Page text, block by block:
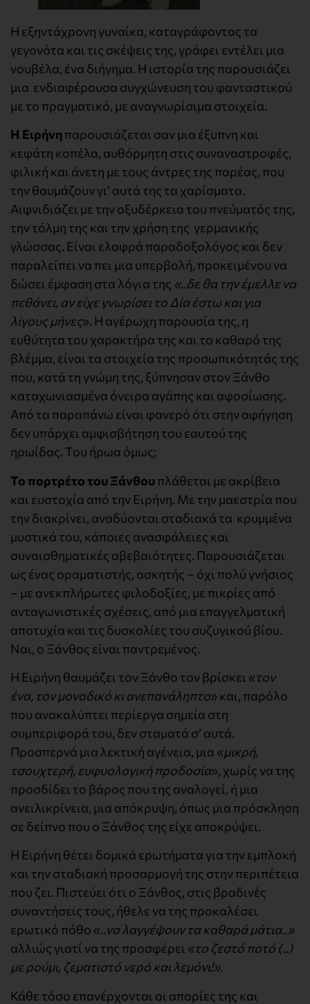
Η εξηντάχρονη γυναίκα, καταγράφοντας τα
γεγονότα και τις σκέψεις της, γράφει εντέλει μια
νουβέλα, ένα διήγημα. Η ιστορία της παρουσιάζει
μια ενδιαφέρουσα συγχώνευση του φανταστικού
με το πραγματικό, με αναγνωρίσιμα στοιχεία.
Η Ειρήνη παρουσιάζεται σαν μια έξυπνη και
κεφάτη κοπέλα, αυθόρμητη στις συναναστροφές,
φιλική και άνετη με τους άντρες της παρέας, που
την θαυμάζουν γι’ αυτά της τα χαρίσματα.
Αιφνιδιάζει με την οξυδέρκεια του πνεύματός της,
την τόλμη της και την χρήση της γερμανικής
γλώσσας. Είναι ελαφρά παραδοξολόγος και δεν
παραλείπει να πει μια υπερβολή, προκειμένου να
δώσει έμφαση στα λόγια της «..δε θα την έμελλε να
πεθάνει, αν είχε γνωρίσει το Δία έστω και για
λίγους μήνες». Η αγέρωχη παρουσία της, η
ευθύτητα του χαρακτήρα της και το καθαρό της
βλέμμα, είναι τα στοιχεία της προσωπικότητάς της
που, κατά τη γνώμη της, ξύπνησαν στον Ξάνθο
καταχωνιασμένα όνειρα αγάπης και αφοσίωσης.
Από τα παραπάνω είναι φανερό ότι στην αφήγηση
δεν υπάρχει αμφισβήτηση του εαυτού της
ηρωίδας. Του ήρωα όμως;
Το πορτρέτο του Ξάνθουπλάθεται με ακρίβεια
και ευστοχία από την Ειρήνη. Με την μαεστρία που
την διακρίνει, αναδύονται σταδιακά τα κρυμμένα
μυστικά του, κάποιες ανασφάλειες και
συναισθηματικές αβεβαιότητες. Παρουσιάζεται
ως ένας οραματιστής, ασκητής – όχι πολύ γνήσιος
– με ανεκπλήρωτες φιλοδοξίες, με πικρίες από
ανταγωνιστικές σχέσεις, από μια επαγγελματική
αποτυχία και τις δυσκολίες του συζυγικού βίου.
Ναι, ο Ξάνθος είναι παντρεμένος.
Η Ειρήνη θαυμάζει τον Ξάνθο τον βρίσκει «τον
ένα, τον μοναδικό κι ανεπανάληπτο» και, παρόλο
που ανακαλύπτει περίεργα σημεία στη
συμπεριφορά του, δεν σταματά σ’ αυτά.
Προσπερνά μια λεκτική αγένεια, μια «μικρή,
τσουχτερή, ευφυολογική προδοσία», χωρίς να της
προσδίδει το βάρος που της αναλογεί, ή μια
ανειλικρίνεια, μια απόκρυψη, όπως μια πρόσκληση
σε δείπνο που ο Ξάνθος της είχε αποκρύψει.
Η Ειρήνη θέτει δομικά ερωτήματα για την εμπλοκή
και την σταδιακή προσαρμογή της στην περιπέτεια
που ζει. Πιστεύει ότι ο Ξάνθος, στις βραδινές
συναντήσεις τους, ήθελε να της προκαλέσει
ερωτικό πόθο «..να λαγγέψουν τα καθαρά μάτια..»
αλλιώς γιατί να της προσφέρει «το ζεστό ποτό (..)
με ρούμι, ζεματιστό νερό και λεμόνι!».
Κάθε τόσο επανέρχονται οι απορίες της και